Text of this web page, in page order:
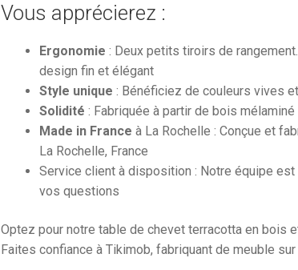
Vous apprécierez :
Ergonomie : Deux petits tiroirs de
design fin et élégant
Style unique : Bénéficiez de couleurs vives
Solidité : Fabriquée à partir de bois
Made in France à La Rochelle : Conçue et
La Rochelle, France
Service client à disposition : Notre équipe
vos questions
Optez pour notre table de chevet terracotta en bois
Faites confiance à Tikimob, fabriquant de meuble